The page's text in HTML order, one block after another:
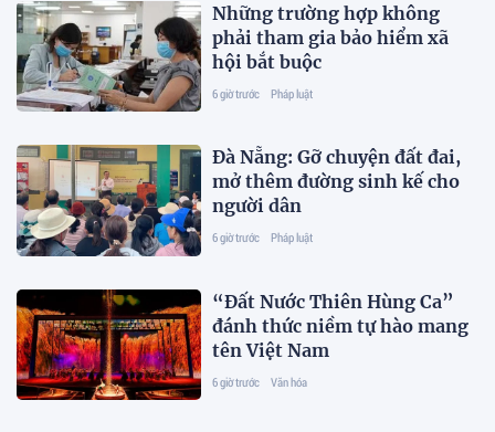
Những trường hợp không
phải tham gia bảo hiểm xã
hội bắt buộc
6 giờ trước Pháp luật
Đà Nẵng: Gỡ chuyện đất đai,
mở thêm đường sinh kế cho
người dân
6 giờ trước Pháp luật
“Đất Nước Thiên Hùng Ca”
đánh thức niềm tự hào mang
tên Việt Nam
6 giờ trước Văn hóa